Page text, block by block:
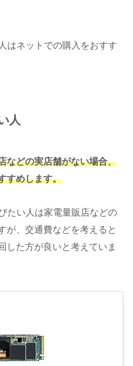
はネットでの購入をおすす
人
などの実店舗がない場合、
すめします。
たい人は家電量販店などの
が、交通費などを考えると
した方が良いと考えていま